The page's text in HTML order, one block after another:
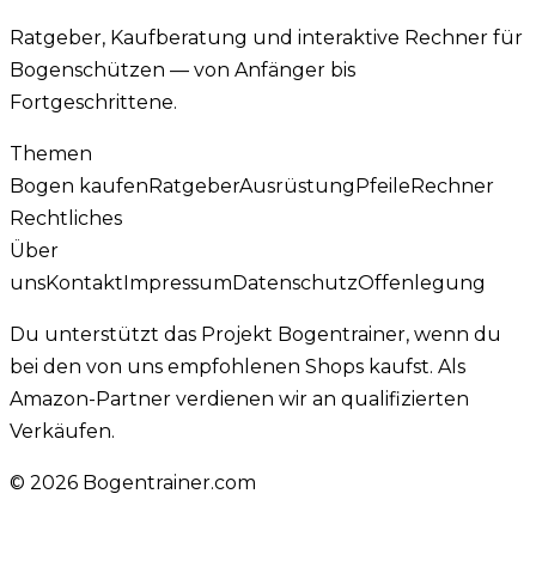
Ratgeber, Kaufberatung und interaktive Rechner für
Bogenschützen — von Anfänger bis
Fortgeschrittene.
Themen
Bogen kaufen RatgeberAusrüstung Pfeile Rechner
Rechtliches
Über
unsKontakt Impressum DatenschutzOffenlegung
Du unterstützt das Projekt Bogentrainer, wenn du
bei den von uns empfohlenen Shops kaufst. Als
Amazon-Partner verdienen wir an qualifizierten
Verkäufen.
© 2026 Bogentrainer.com